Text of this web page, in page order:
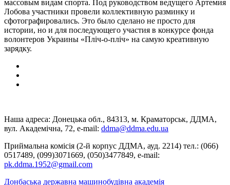
массовым видам спорта. Под руководством ведущего Артемия
Лобова участники провели коллективную разминку и
сфотографировались. Это было сделано не просто для
истории, но и для последующего участия в конкурсе фонда
волонтеров Украины «Пліч-о-пліч» на самую креативную
зарядку.
Наша адреса: Донецька обл., 84313, м. Краматорськ, ДДМА,
вул. Академічна, 72, е-mail: ddma@ddma.edu.ua
Приймальна комісія (2-й корпус ДДМА, ауд. 2214) тел.: (066)
0517489, (099)3071669, (050)3477849, e-mail:
pk.ddma.1952@gmail.com
Донбаська державна машинобудівна академія